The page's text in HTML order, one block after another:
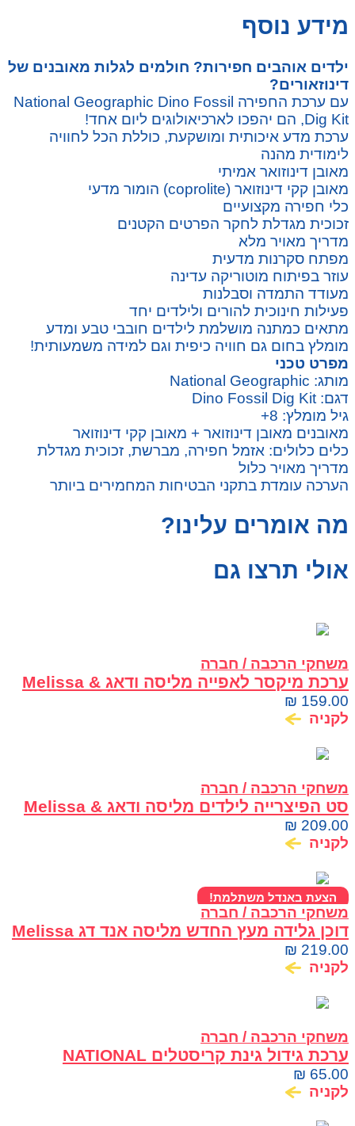
מידע נוסף
ילדים אוהבים חפירות? חולמים לגלות מאובנים של
דינוזאורים?
עם ערכת החפירה National Geographic Dino Fossil
Dig Kit, הם יהפכו לארכיאולוגים ליום אחד!
ערכת מדע איכותית ומושקעת, כוללת הכל לחוויה
לימודית מהנה
מאובן דינוזואר אמיתי
מאובן קקי דינוזואר (coprolite) הומור מדעי
כלי חפירה מקצועיים
זכוכית מגדלת לחקר הפרטים הקטנים
מדריך מאויר מלא
מפתח סקרנות מדעית
עוזר בפיתוח מוטוריקה עדינה
מעודד התמדה וסבלנות
פעילות חינוכית להורים ולילדים יחד
מתאים כמתנה מושלמת לילדים חובבי טבע ומדע
מומלץ בחום גם חוויה כיפית וגם למידה משמעותית!
מפרט טכני
מותג: National Geographic
דגם: Dino Fossil Dig Kit
גיל מומלץ: 8+
מאובנים מאובן דינוזואר + מאובן קקי דינוזואר
כלים כלולים: אזמל חפירה, מברשת, זכוכית מגדלת
מדריך מאויר כלול
הערכה עומדת בתקני הבטיחות המחמירים ביותר
מה אומרים עלינו?
אולי תרצו גם
משחקי הרכבה / חברה
ערכת מיקסר לאפייה מליסה ודאג Melissa &
Doug Make a Cake Mixer Set
₪ 159.00
לקניה
משחקי הרכבה / חברה
סט הפיצרייה לילדים מליסה ודאג Melissa &
Doug
₪ 209.00
לקניה
הצעת באנדל משתלמת!
משחקי הרכבה / חברה
דוכן גלידה מעץ החדש מליסה אנד דג Melissa
& Doug Scoop & Serve Ice Cream Counter
₪ 219.00
לקניה
משחקי הרכבה / חברה
ערכת גידול גינת קריסטלים NATIONAL
GEOGRAPHIC CRYSTAL GARDEN
₪ 65.00
לקניה